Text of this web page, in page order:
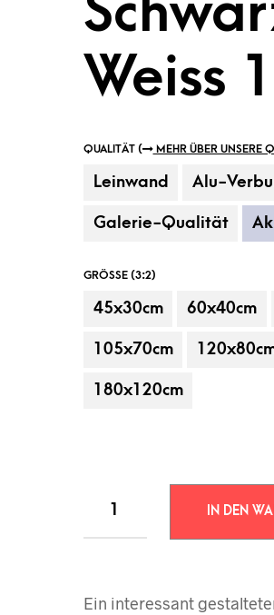
Beispielanbringung, Dekorationsartikel gehören nicht
Weiss
QUALITÄT ( MEHR ÜBER UNSERE
Leinwand Alu-
Galerie-Qualität
GRÖSSE (3:2)
45x30cm 60x40cm
105x70cm
180x120cm
IN DEN
Ein interessant